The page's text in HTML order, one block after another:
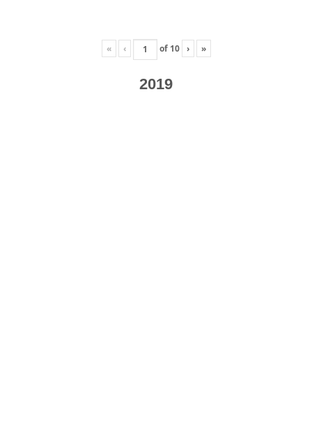
« ‹ of 10 › »
2019